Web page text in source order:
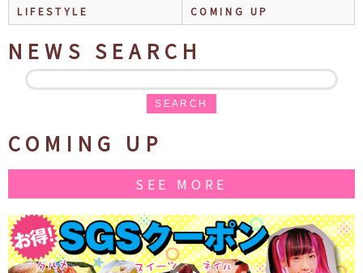
LIFESTYLE
COMING UP
NEWS SEARCH
SEARCH
COMING UP
SEE MORE